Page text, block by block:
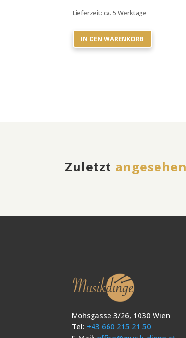
Lieferzeit:ca. 5 Werktage
IN DEN WARENKORB
Zuletzt angesehen
Mohsgasse 3/26, 1030 Wien
Tel: +43 660 215 21 50